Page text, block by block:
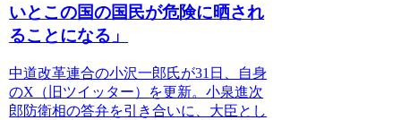
いとこの国の国民が危険に晒され
ることになる」
中道改革連合の小沢一郎氏が31日、自身
のX（旧ツイッター）を更新。小泉進次
郎防衛相の答弁を引き合いに、大臣とし